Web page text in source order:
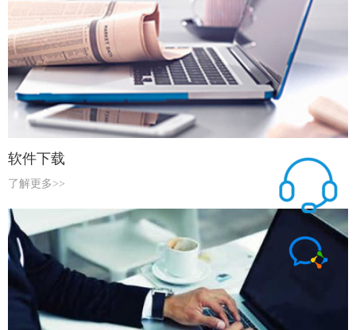
软件下载
了解更多>>